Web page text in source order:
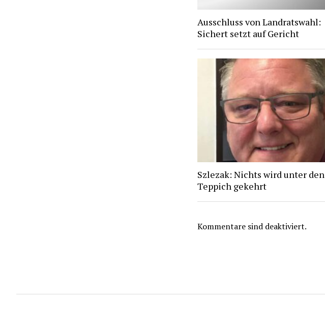
Ausschluss von Landratswahl:
Sichert setzt auf Gericht
Szlezak: Nichts wird unter den
Teppich gekehrt
Kommentare sind deaktiviert.